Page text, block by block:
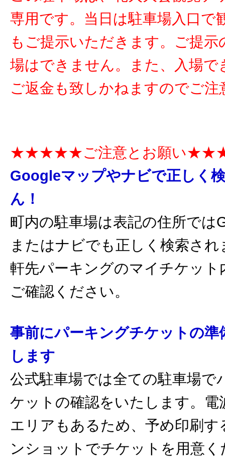
専用です。当日は駐車場入口で
もご提示いただきます。ご提示
場はできません。また、入場で
ご返金も致しかねますのでご注
★★★★★ご注意とお願い
Googleマップやナビで正しく
ん！
町内の駐車場は表記の住所では
またはナビでも正しく検索さ
軒先パーキングのマイチケット
ご確認ください。
事前にパーキングチケットの準
します
公式駐車場では全ての駐車場で
ケットの確認をいたします。電
エリアもあるため、予め印刷す
ンショットでチケットを用意く